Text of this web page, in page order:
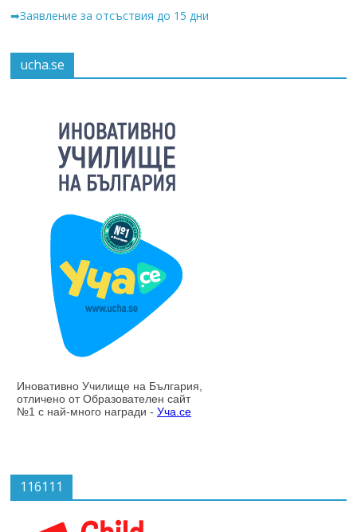
➡Заявление за отсъствия до 15 дни
ucha.se
116111